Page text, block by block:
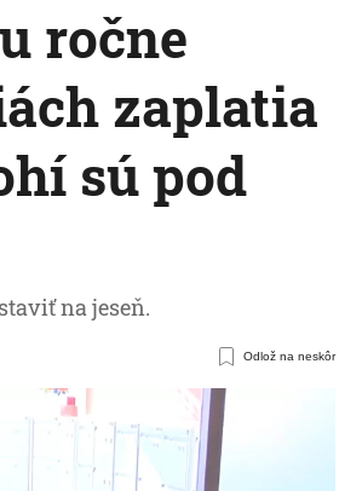
ročne
zaplatia
sú pod
na jeseň.
Odlož na neskôr